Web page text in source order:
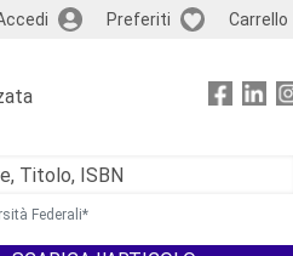
Preferiti Carrello
Federali*